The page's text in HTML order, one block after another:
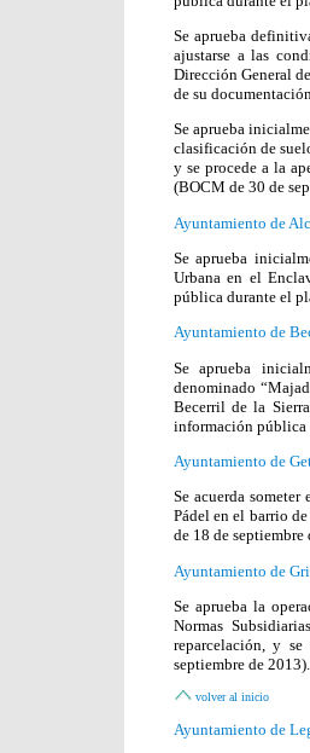
Se aprueba
ajustarse a las
Dirección General
de su
Se aprueba
clasificación de
y se procede a la
(BOCM de 30 de
Ayuntamiento de
Se aprueba
Urbana en el
pública durante el
Ayuntamiento de
Se aprueba
denominado
Becerril de la
información pública
Ayuntamiento de
Se acuerda
Pádel en el barrio
de 18 de septiembre
Ayuntamiento de
Se aprueba la
Normas
reparcelación, y
septiembre de 2013).
volver al inicio
Ayuntamiento de